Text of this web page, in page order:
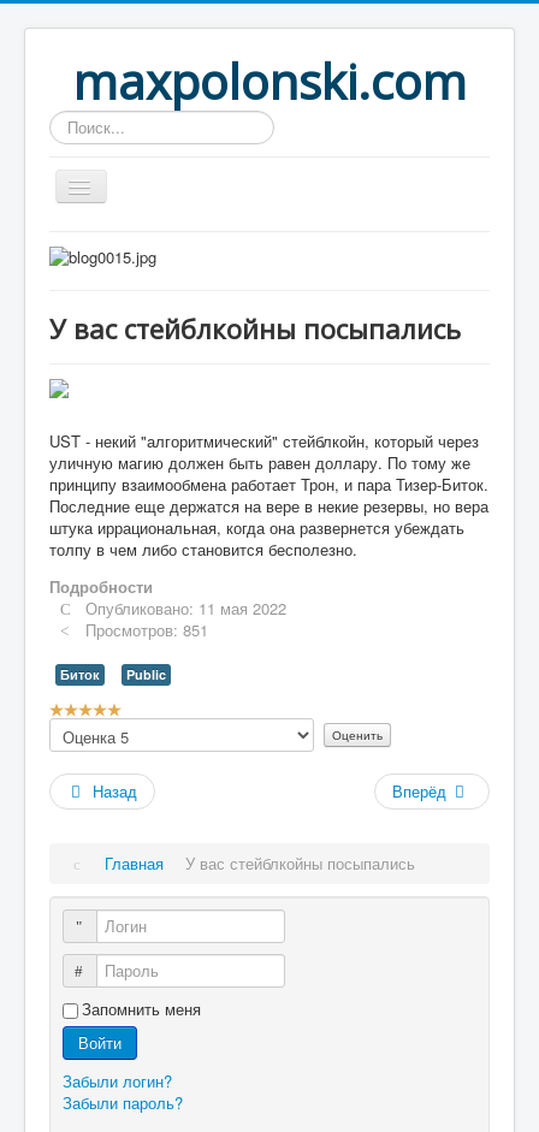
maxpolonski.com
Искать...
Home
Рассказы
У вас стейблкойны посыпались
UST - некий "алгоритмический" стейблкойн, который через
уличную магию должен быть равен доллару. По тому же
принципу взаимообмена работает Трон, и пара Тизер-Биток.
Последние еще держатся на вере в некие резервы, но вера
штука иррациональная, когда она развернется убеждать
толпу в чем либо становится бесполезно.
Подробности
Опубликовано: 11 мая 2022
Просмотров: 851
Биток Public
Рейтинг:
/
Пожалуйста,
оцените
Назад
Вперёд
Главная У вас стейблкойны посыпались
Логин
Пароль
Запомнить меня
Войти
Забыли логин?
Забыли пароль?